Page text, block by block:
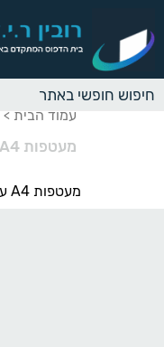
עמוד הבית >
מעטפות A4 בצבע
מעטפות A4 עם הדפסה איכותית בצבע, מתאימה לשימוש ביתי או משרדי, עם עיצוב אישי המתאים לעסק שלך.